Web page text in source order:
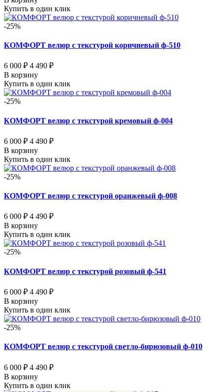
Купить в один клик
-25%
КОМФОРТ велюр с текстурой коричневый ф-510
6 000 ₽ 4 490 ₽
В корзину
Купить в один клик
-25%
КОМФОРТ велюр с текстурой кремовый ф-004
6 000 ₽ 4 490 ₽
В корзину
Купить в один клик
-25%
КОМФОРТ велюр с текстурой оранжевый ф-008
6 000 ₽ 4 490 ₽
В корзину
Купить в один клик
-25%
КОМФОРТ велюр с текстурой розовый ф-541
6 000 ₽ 4 490 ₽
В корзину
Купить в один клик
-25%
КОМФОРТ велюр с текстурой светло-бирюзовый ф-010
6 000 ₽ 4 490 ₽
В корзину
Купить в один клик